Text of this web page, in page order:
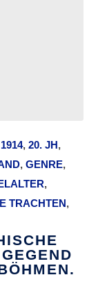
1914,20. JH,
, GENRE,
,
TRACHTEN,